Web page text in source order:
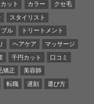
カット カラー
クセ毛
スタイリスト
ブル
トリートメント
ヘアケア
マッサージ
千円カット
口コミ
矯正
美容師
転職 遅刻
選び方